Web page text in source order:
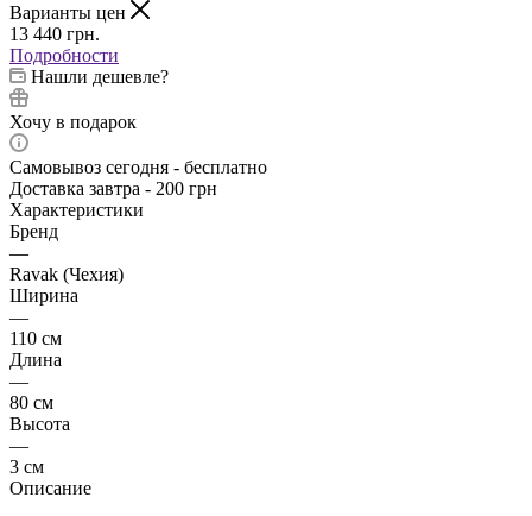
Варианты цен
13 440 грн.
Подробности
Нашли дешевле?
Хочу в подарок
Самовывоз сегодня - бесплатно
Доставка завтра - 200 грн
Характеристики
Бренд
—
Ravak (Чехия)
Ширина
—
110 см
Длина
—
80 см
Высота
—
3 см
Описание